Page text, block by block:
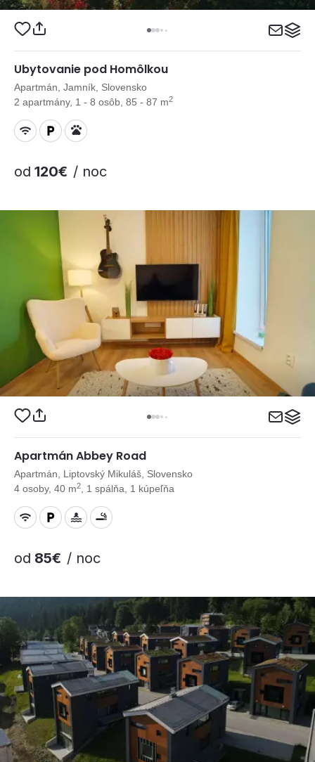
Ubytovanie pod Homôlkou
Apartmán, Jamník, Slovensko
2 apartmány, 1 - 8 osôb, 85 - 87 m2
od 120€ / noc
Apartmán Abbey Road
Apartmán, Liptovský Mikuláš, Slovensko
4 osoby, 40 m2 , 1 spálňa, 1 kúpeľňa
od 85€ / noc